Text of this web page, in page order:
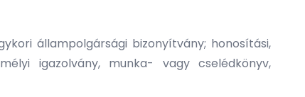
állampolgársági bizonyítvány; honosítási,
igazolvány, munka- vagy cselédkönyv,